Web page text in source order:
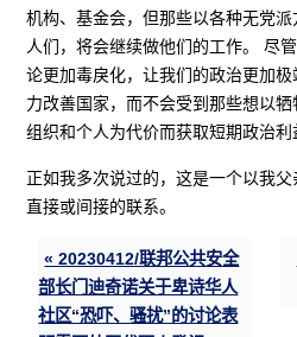
机构、基金会，但那些以各种无党
人们，将会继续做他们的工作。 尽
论更加毒戾化，让我们的政治更加
力改善国家，而不会受到那些想以
组织和个人为代价而获取短期政治利
正如我多次说过的，这是一个以我
直接或间接的联系。
« 20230412/联邦公共安全
部长门迪奇诺关于卑诗华人
社区“恐吓、骚扰”的讨论表